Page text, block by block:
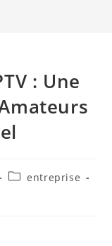
: Une
Postentreprise